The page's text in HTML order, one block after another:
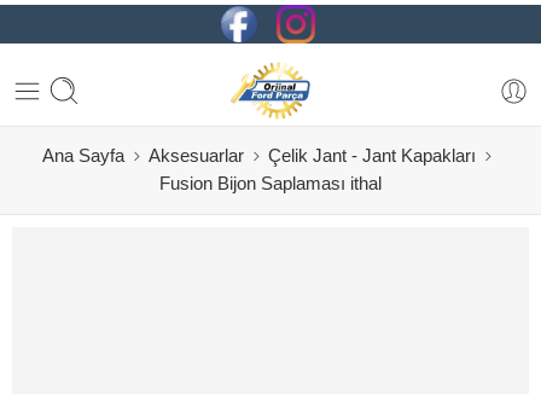
Ana Sayfa Aksesuarlar
Çelik Jant - Jant Kapakları
Fusion Bijon Saplaması ithal